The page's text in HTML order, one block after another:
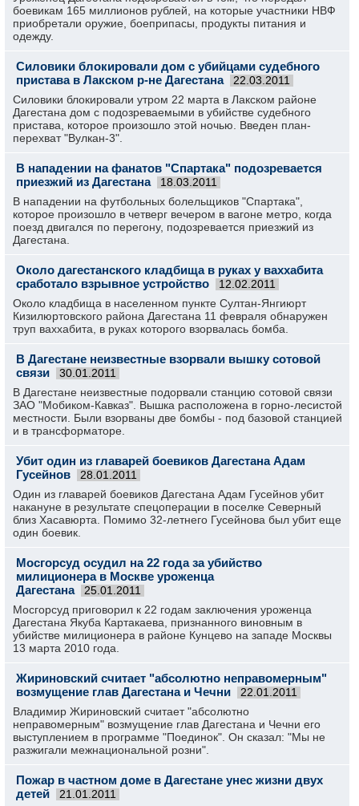
боевикам 165 миллионов рублей, на которые участники НВФ
приобретали оружие, боеприпасы, продукты питания и
одежду.
Силовики блокировали дом с убийцами судебного
пристава в Лакском р-не Дагестана
22.03.2011
Силовики блокировали утром 22 марта в Лакском районе
Дагестана дом с подозреваемыми в убийстве судебного
пристава, которое произошло этой ночью. Введен план-
перехват "Вулкан-3".
В нападении на фанатов "Спартака" подозревается
приезжий из Дагестана
18.03.2011
В нападении на футбольных болельщиков "Спартака",
которое произошло в четверг вечером в вагоне метро, когда
поезд двигался по перегону, подозревается приезжий из
Дагестана.
Около дагестанского кладбища в руках у ваххабита
сработало взрывное устройство
12.02.2011
Около кладбища в населенном пункте Султан-Янгиюрт
Кизилюртовского района Дагестана 11 февраля обнаружен
труп ваххабита, в руках которого взорвалась бомба.
В Дагестане неизвестные взорвали вышку сотовой
связи
30.01.2011
В Дагестане неизвестные подорвали станцию сотовой связи
ЗАО "Мобиком-Кавказ". Вышка расположена в горно-лесистой
местности. Были взорваны две бомбы - под базовой станцией
и в трансформаторе.
Убит один из главарей боевиков Дагестана Адам
Гусейнов
28.01.2011
Один из главарей боевиков Дагестана Адам Гусейнов убит
накануне в результате спецоперации в поселке Северный
близ Хасавюрта. Помимо 32-летнего Гусейнова был убит еще
один боевик.
Мосгорсуд осудил на 22 года за убийство
милиционера в Москве уроженца
Дагестана
25.01.2011
Мосгорсуд приговорил к 22 годам заключения уроженца
Дагестана Якуба Картакаева, признанного виновным в
убийстве милиционера в районе Кунцево на западе Москвы
13 марта 2010 года.
Жириновский считает "абсолютно неправомерным"
возмущение глав Дагестана и Чечни
22.01.2011
Владимир Жириновский считает "абсолютно
неправомерным" возмущение глав Дагестана и Чечни его
выступлением в программе "Поединок". Он сказал: "Мы не
разжигали межнациональной розни".
Пожар в частном доме в Дагестане унес жизни двух
детей
21.01.2011